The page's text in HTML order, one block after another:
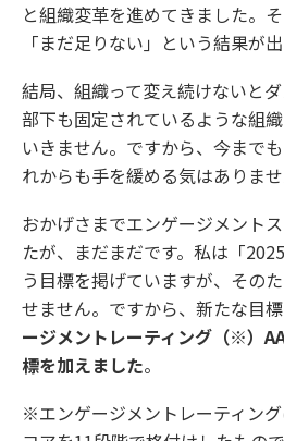
と組織変革を進めてきました。
「まだ足りない」という結果が出
結局、組織って変え続けないと
部下も固定されているような組
いきません。ですから、今まで
れからも手を緩める気はありませ
おかげさまでエンゲージメント
たが、まだまだです。私は「
う目標を掲げていますが、その
せません。ですから、新たな目
ージメントレーティング（※）
標を加えました。
※エンゲージメントレーティン